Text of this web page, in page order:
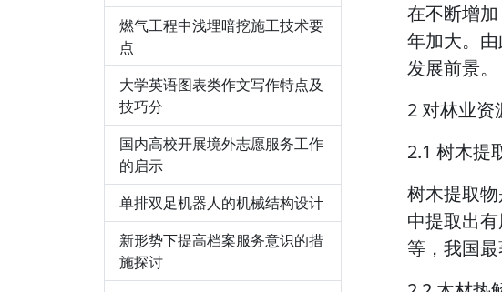
燃气工程中浅埋暗挖施工技术要
点
大学英语图表类作文写作特点及
技巧分
国内高校开展境外志愿服务工作
的启示
单排双足机器人的机械结构设计
新形势下提高档案服务意识的措
施探讨
在不断增
年加大。
发展前景。
2 对林业资
2.1 树木提
树木提取
中提取出
等，我国